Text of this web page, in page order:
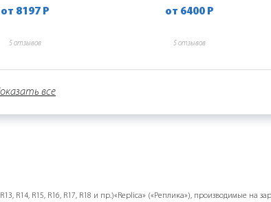
от 8197 Р
5 отзывов
от 6400 Р
5 отзывов
все
R15, R16, R17, R18 и пр.)«Replicа» («Реплика»), производимые на